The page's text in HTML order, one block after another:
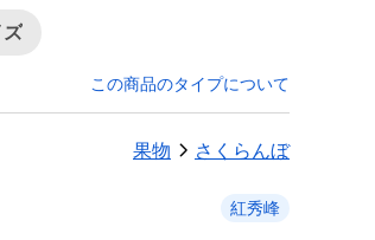
ズ
この商品のタイプについて
果物 さくらんぼ
紅秀峰